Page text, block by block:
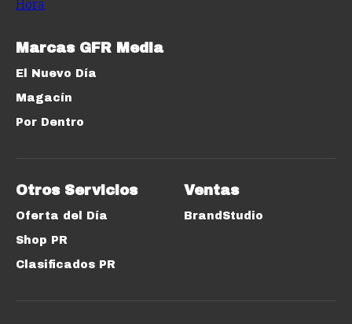
Marcas GFR Media
El Nuevo Día
Magacín
Por Dentro
Otros Servicios
Oferta del Día
Shop PR
Clasificados PR
Ventas
BrandStudio